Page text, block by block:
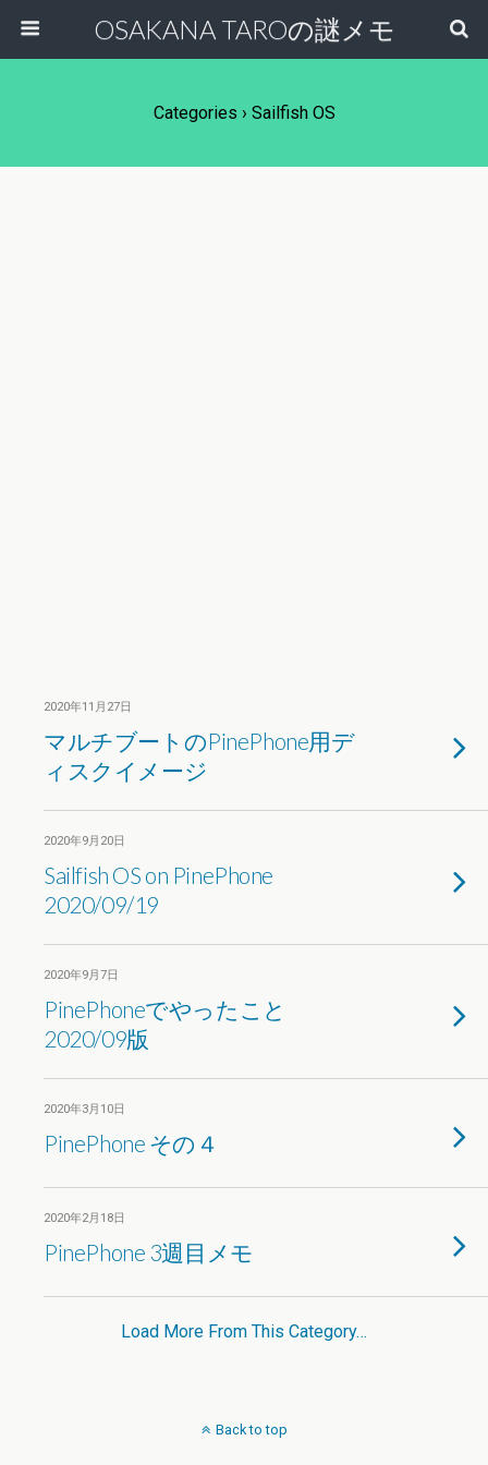
OSAKANA TAROの謎メモ
Categories › Sailfish OS
2020年11月27日
マルチブートのPinePhone用デ
ィスクイメージ
2020年9月20日
Sailfish OS on PinePhone
2020/09/19
2020年9月7日
PinePhoneでやったこと
2020/09版
2020年3月10日
PinePhone その４
2020年2月18日
PinePhone 3週目メモ
Load More From This Category…
Back to top